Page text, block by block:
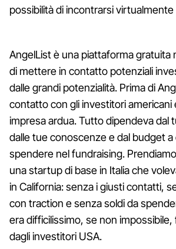
possibilità di incontrarsi
AngelList è una piattaforma gratuita
di mettere in contatto potenziali
dalle grandi potenzialità. Prima di
contatto con gli investitori americani
impresa ardua. Tutto dipendeva dal
dalle tue conoscenze e dal budget
spendere nel fundraising.
una startup di base in Italia che
in California: senza i giusti contatti,
con traction e senza soldi da
era difficilissimo, se non
dagli investitori USA.